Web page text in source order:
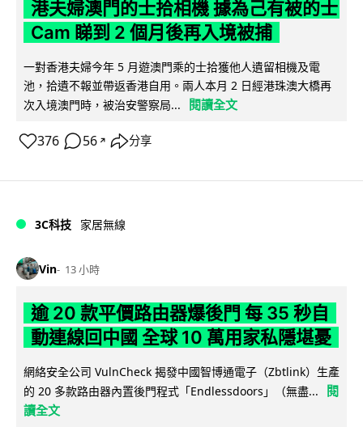
港夫婦澳門的士拾相機 據為己有被的士
Cam 睇到 2 個月後再入境被捕
一對香港夫婦今年 5 月遊澳門乘的士拾獲他人遺留相機及電
池，拾遺不報並帶返香港自用。兩人本月 2 日經港珠澳大橋再
次入境澳門時，被治安警察局...
閱讀全文
376 56 ↗ 分享
3C科技 家居無線
Vin 13 小時
逾 20 款平價路由器爆後門 每 35 秒自
動連線回中國 全球 10 萬用家私隱堪憂
網絡安全公司 VulnCheck 揭發中國智博通電子（Zbtlink）生產
的 20 多款路由器內置後門程式「Endlessdoors」（無盡...
閱
讀全文